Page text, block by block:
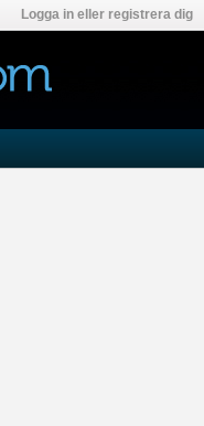
Logga in eller registrera dig